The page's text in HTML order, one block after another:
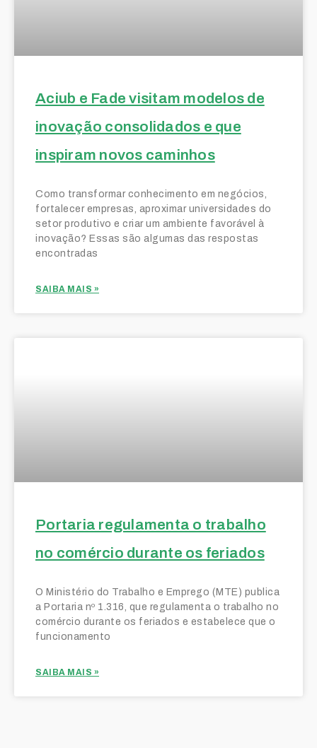
Aciub e Fade visitam modelos de
inovação consolidados e que
inspiram novos caminhos
Como transformar conhecimento em negócios,
fortalecer empresas, aproximar universidades do
setor produtivo e criar um ambiente favorável à
inovação? Essas são algumas das respostas
encontradas
SAIBA MAIS »
Portaria regulamenta o trabalho
no comércio durante os feriados
O Ministério do Trabalho e Emprego (MTE) publica
a Portaria nº 1.316, que regulamenta o trabalho no
comércio durante os feriados e estabelece que o
funcionamento
SAIBA MAIS »